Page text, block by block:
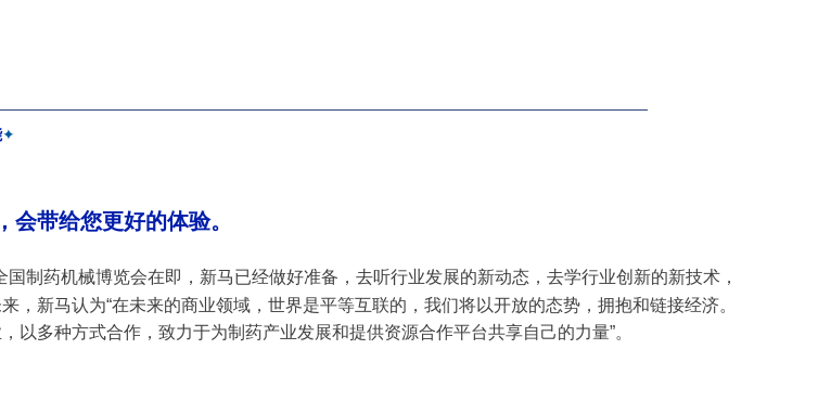
✦
，会带给您更好的体验。
制药机械博览会在即，新马已经做好准备，去听行业发展的新动态，去学行业创新的新技术，
，新马认为“在未来的商业领域，世界是平等互联的，我们将以开放的态势，拥抱和链接经济。
以多种方式合作，致力于为制药产业发展和提供资源合作平台共享自己的力量”。